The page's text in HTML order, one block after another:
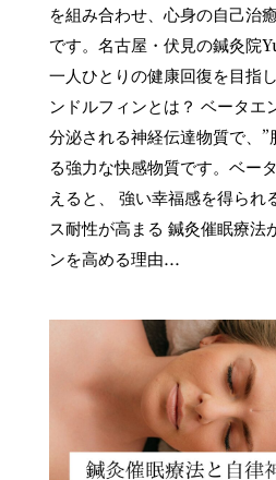
を組み合わせ、心身の自己治
です。名古屋・伏見の鍼灸院
一人ひとりの健康回復を目指
ンドルフィンとは？ ベータエ
分泌される神経伝達物質で、
る強力な快感物質です。ベー
えると、 強い幸福感を得られ
ス耐性が高まる 鍼灸催眠療法
ンを高める理由...